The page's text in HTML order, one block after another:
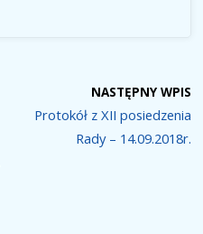
NASTĘPNY WPIS
Protokół z XII posiedzenia
Rady – 14.09.2018r.